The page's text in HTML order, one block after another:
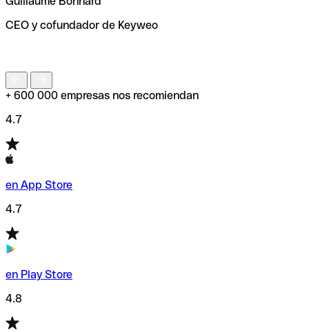
de enviar tu transferencia.
CEO y cofundador de Keyweo
+ 600 000 empresas nos recomiendan
4.7
en App Store
4.7
en Play Store
4.8